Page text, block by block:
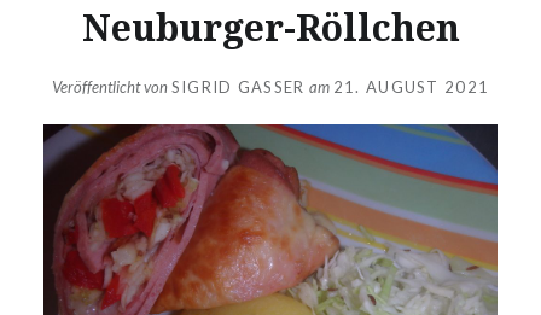
Neuburger-Röllchen
Veröffentlicht vonSIGRID GASSER am 21. AUGUST 2021